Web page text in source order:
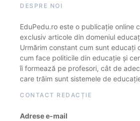
DESPRE NOI
EduPedu.ro este o publicație online
exclusiv articole din domeniul
Urmărim constant cum sunt educați
cum face politicile din educație și
îi formează pe profesori, cât de
care trăim sunt sistemele de
CONTACT REDACȚIE
Adrese e-mail